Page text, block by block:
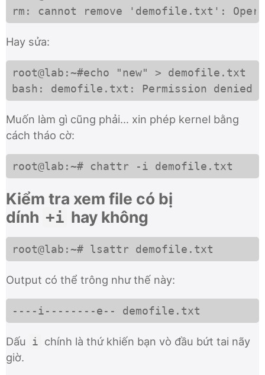
rm: cannot remove 'demofile.txt':
Hay sửa:
root@lab:~#echo "new" > demofile.txt
bash: demofile.txt: Permission denied
Muốn làm gì cũng phải… xin phép kernel bằng
cách tháo cờ:
root@lab:~# chattr -i demofile.txt
Kiểm tra xem file có bị
dính +i hay không
root@lab:~# lsattr demofile.txt
Output có thể trông như thế này:
----i--------e-- demofile.txt
Dấu i chính là thứ khiến bạn vò đầu bứt tai nãy
giờ.